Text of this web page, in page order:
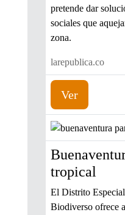
pretende dar
sociales que
zona.
larepublica.co
Ver
tropical
El Distrito
Biodiverso ofrece